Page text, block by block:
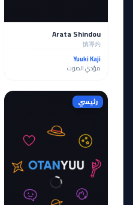
Arata Shindou
慎導灼
Yuuki Kaji
مؤدي الصوت
رئيسي